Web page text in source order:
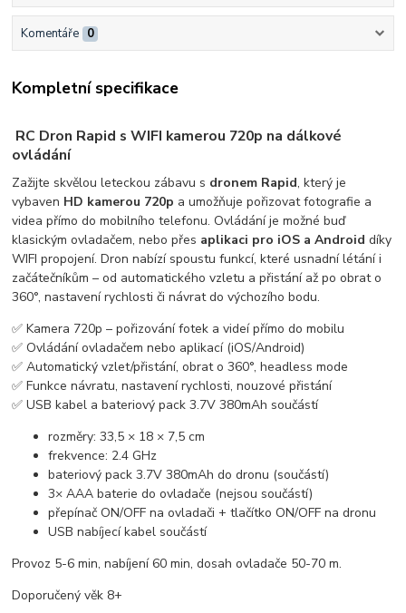
Komentáře 0
Kompletní specifikace
RC Dron Rapid s WIFI kamerou 720p na dálkové
ovládání
Zažijte skvělou leteckou zábavu s dronem Rapid, který je
vybaven HD kamerou 720p a umožňuje pořizovat fotografie a
videa přímo do mobilního telefonu. Ovládání je možné buď
klasickým ovladačem, nebo přes aplikaci pro iOS a Android díky
WIFI propojení. Dron nabízí spoustu funkcí, které usnadní létání i
začátečníkům – od automatického vzletu a přistání až po obrat o
360°, nastavení rychlosti či návrat do výchozího bodu.
✅ Kamera 720p – pořizování fotek a videí přímo do mobilu
✅ Ovládání ovladačem nebo aplikací (iOS/Android)
✅ Automatický vzlet/přistání, obrat o 360°, headless mode
✅ Funkce návratu, nastavení rychlosti, nouzové přistání
✅ USB kabel a bateriový pack 3.7V 380mAh součástí
rozměry: 33,5 × 18 × 7,5 cm
frekvence: 2.4 GHz
bateriový pack 3.7V 380mAh do dronu (součástí)
3× AAA baterie do ovladače (nejsou součástí)
přepínač ON/OFF na ovladači + tlačítko ON/OFF na dronu
USB nabíjecí kabel součástí
Provoz 5-6 min, nabíjení 60 min, dosah ovladače 50-70 m.
Doporučený věk 8+